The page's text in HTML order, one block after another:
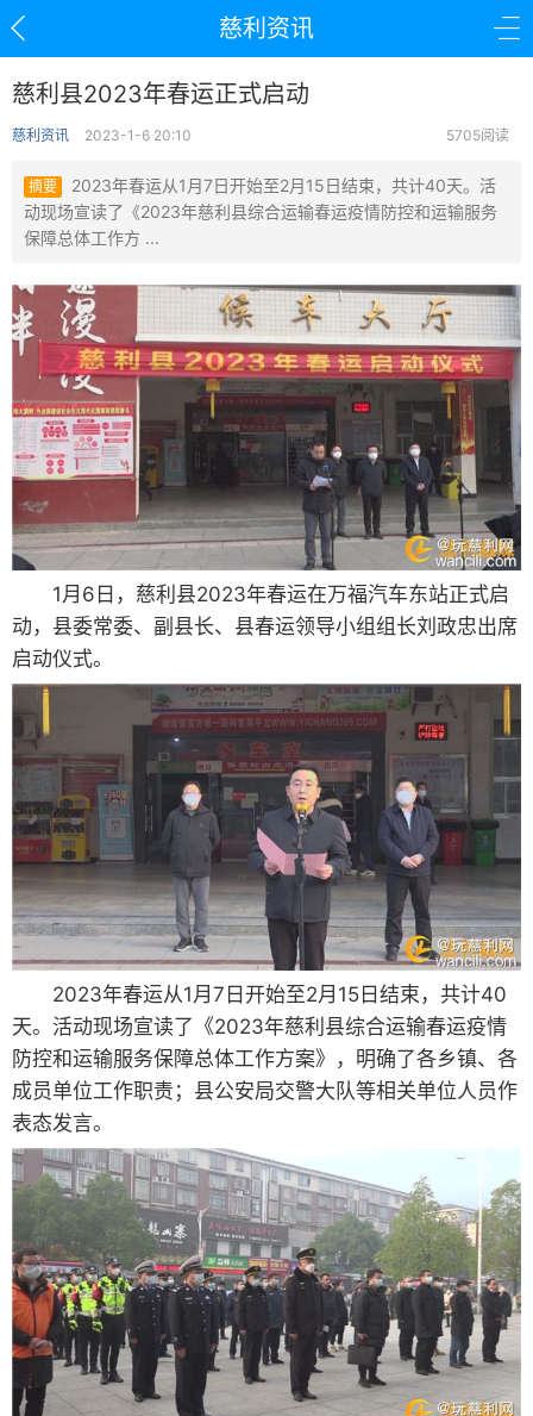
慈利资讯
慈利县2023年春运正式启动
慈利资讯 2023-1-6 20:10 5705阅读
摘要
2023年春运从1月7日开始至2月15日结束，共计40天。活
动现场宣读了《2023年慈利县综合运输春运疫情防控和运输服务
保障总体工作方 ...
1月6日，慈利县2023年春运在万福汽车东站正式启
动，县委常委、副县长、县春运领导小组组长刘政忠出席
启动仪式。
2023年春运从1月7日开始至2月15日结束，共计40
天。活动现场宣读了《2023年慈利县综合运输春运疫情
防控和运输服务保障总体工作方案》，明确了各乡镇、各
成员单位工作职责；县公安局交警大队等相关单位人员作
表态发言。